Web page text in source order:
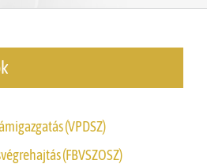
(VPDSZ)
(FBVSZOSZ)